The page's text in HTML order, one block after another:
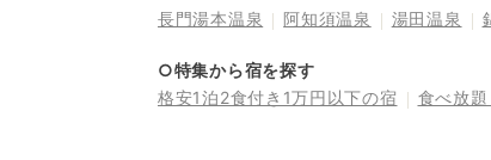
長門湯本温泉
阿知須温泉 湯田温泉
○特集から宿を探す
格安1泊2食付き1万円以下の宿
食べ放